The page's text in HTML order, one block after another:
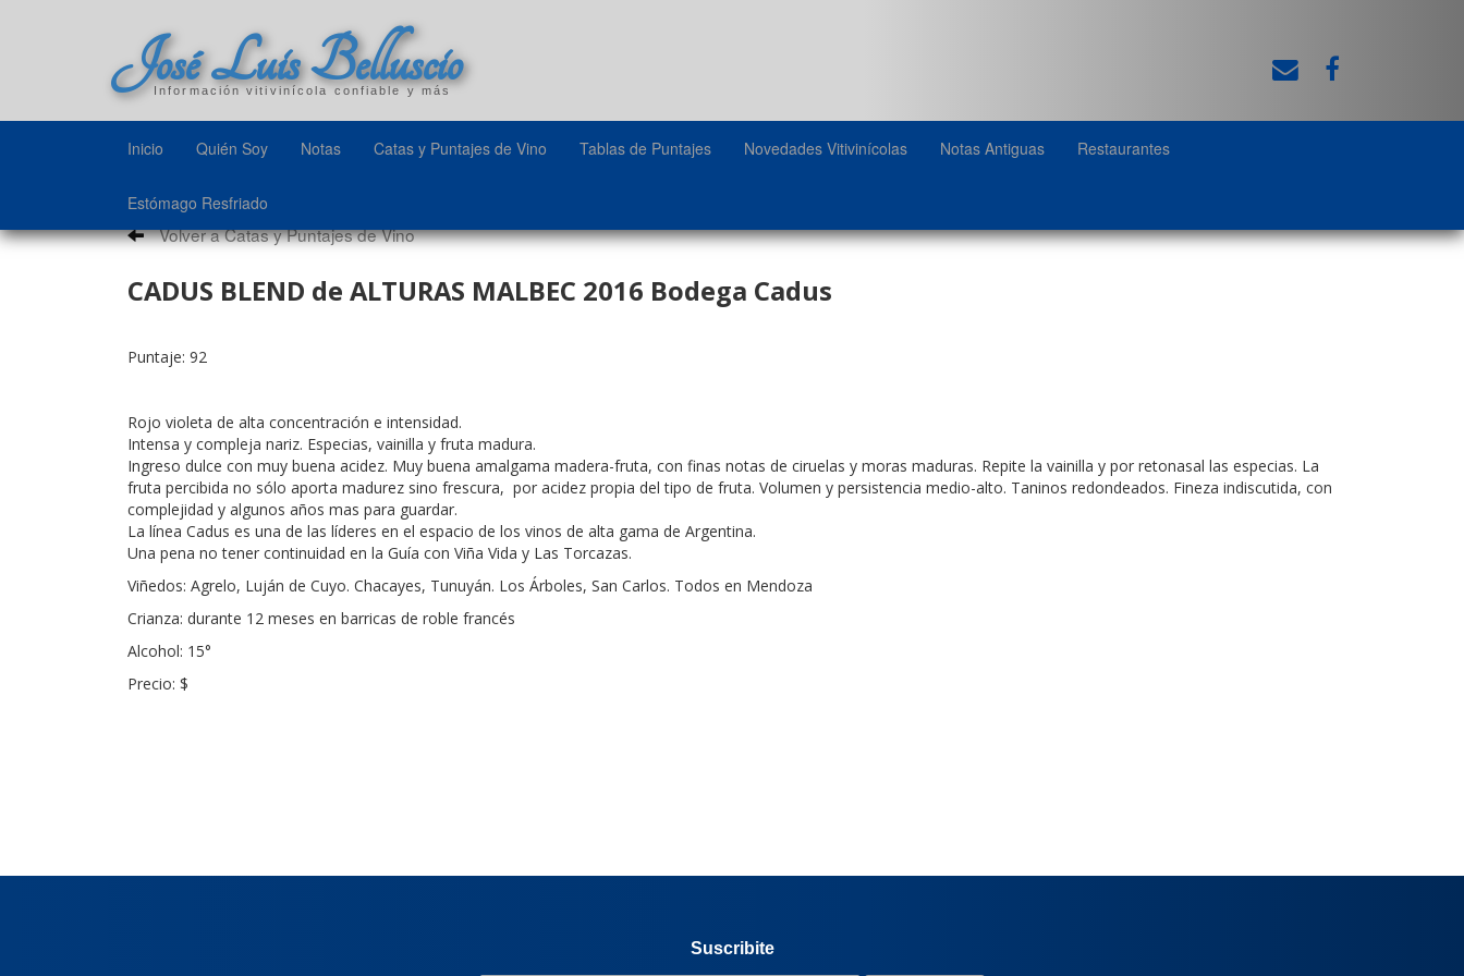
José Luis Belluscio
Información vitivinícola confiable y más
Inicio Quién Soy Notas Catas y Puntajes de Vino Tablas de Puntajes Novedades Vitivinícolas Notas Antiguas Restaurantes
Estómago Resfriado
Volver a Catas y Puntajes de Vino
CADUS BLEND de ALTURAS MALBEC 2016 Bodega Cadus
Puntaje: 92
Rojo violeta de alta concentración e intensidad.
Intensa y compleja nariz. Especias, vainilla y fruta madura.
Ingreso dulce con muy buena acidez. Muy buena amalgama madera-fruta, con finas notas de ciruelas y moras maduras. Repite la vainilla y por retonasal las especias. La
fruta percibida no sólo aporta madurez sino frescura, por acidez propia del tipo de fruta. Volumen y persistencia medio-alto. Taninos redondeados. Fineza indiscutida, con
complejidad y algunos años mas para guardar.
La línea Cadus es una de las líderes en el espacio de los vinos de alta gama de Argentina.
Una pena no tener continuidad en la Guía con Viña Vida y Las Torcazas.
Viñedos: Agrelo, Luján de Cuyo. Chacayes, Tunuyán. Los Árboles, San Carlos. Todos en Mendoza
Crianza: durante 12 meses en barricas de roble francés
Alcohol: 15°
Precio: $
Suscribite